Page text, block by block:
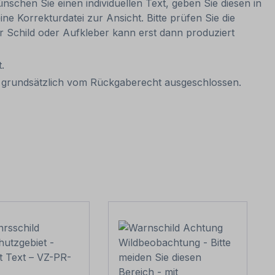
Sie einen individuellen Text, geben Sie diesen in
Korrekturdatei zur Ansicht. Bitte prüfen Sie die
Schild oder Aufkleber kann erst dann produziert
vom Rückgaberecht ausgeschlossen.